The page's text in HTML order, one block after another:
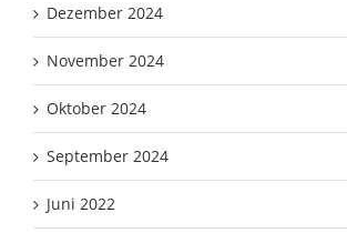
Dezember 2024
November 2024
Oktober 2024
September 2024
Juni 2022